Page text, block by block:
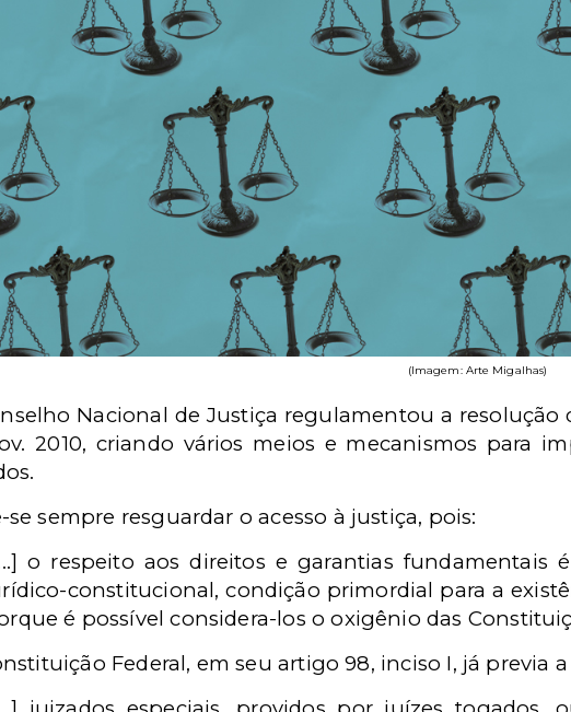
(Imagem: Arte Migalhas)
Nacional de Justiça regulamentou a resolução
2010, criando vários meios e mecanismos para
se sempre resguardar o acesso à justiça, pois:
o respeito aos direitos e garantias fundamentais
constitucional, condição primordial para a
é possível considera-los o oxigênio das
Federal, em seu artigo 98, inciso I, já previa